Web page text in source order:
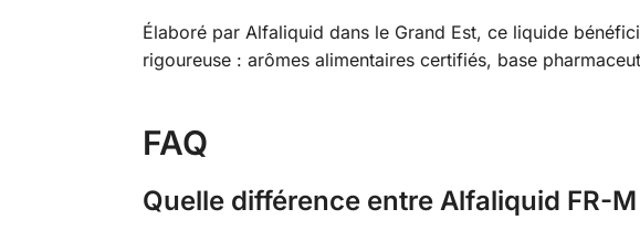
Élaboré par Alfaliquid dans le Grand Est, ce liquide
rigoureuse : arômes alimentaires certifiés, base
FAQ
Quelle différence entre Alfaliquid FR-